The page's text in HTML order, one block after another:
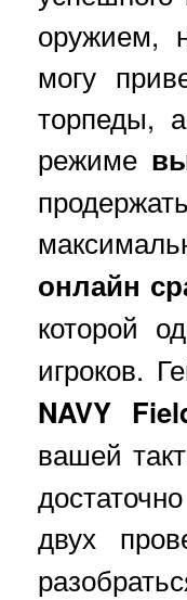
оружием,
могу
торпеды,
режиме
онлайн
которой
игроков.
NAVY
вашей
двух